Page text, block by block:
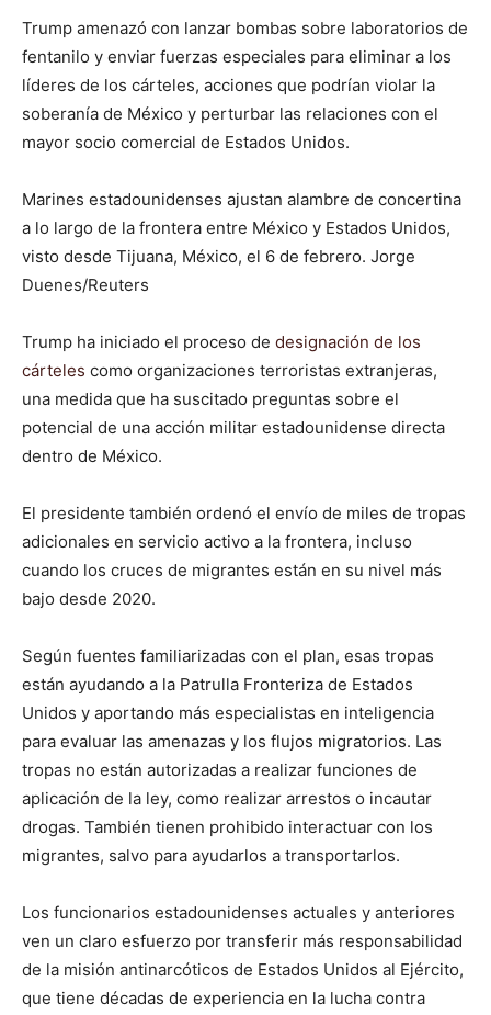
Trump amenazó con lanzar bombas sobre laboratorios de
fentanilo y enviar fuerzas especiales para eliminar a los
líderes de los cárteles, acciones que podrían violar la
soberanía de México y perturbar las relaciones con el
mayor socio comercial de Estados Unidos.
Marines estadounidenses ajustan alambre de concertina
a lo largo de la frontera entre México y Estados Unidos,
visto desde Tijuana, México, el 6 de febrero. Jorge
Duenes/Reuters
Trump ha iniciado el proceso de designación de los
cárteles como organizaciones terroristas extranjeras,
una medida que ha suscitado preguntas sobre el
potencial de una acción militar estadounidense directa
dentro de México.
El presidente también ordenó el envío de miles de tropas
adicionales en servicio activo a la frontera, incluso
cuando los cruces de migrantes están en su nivel más
bajo desde 2020.
Según fuentes familiarizadas con el plan, esas tropas
están ayudando a la Patrulla Fronteriza de Estados
Unidos y aportando más especialistas en inteligencia
para evaluar las amenazas y los flujos migratorios. Las
tropas no están autorizadas a realizar funciones de
aplicación de la ley, como realizar arrestos o incautar
drogas. También tienen prohibido interactuar con los
migrantes, salvo para ayudarlos a transportarlos.
Los funcionarios estadounidenses actuales y anteriores
ven un claro esfuerzo por transferir más responsabilidad
de la misión antinarcóticos de Estados Unidos al Ejército,
que tiene décadas de experiencia en la lucha contra